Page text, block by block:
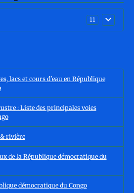
11
lacs et cours d'eau en République
: Liste des principales voies
rivière
de la République démocratique du
démocratique du Congo